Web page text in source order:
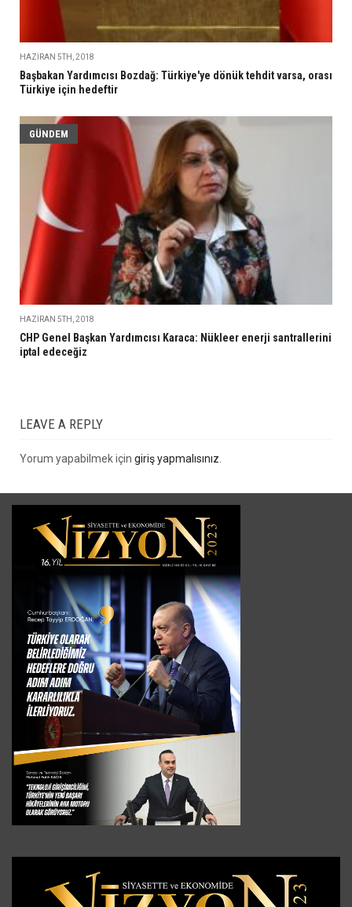
HAZIRAN 5TH, 2018
Başbakan Yardımcısı Bozdağ: Türkiye'ye dönük tehdit varsa, orası
Türkiye için hedeftir
GÜNDEM
HAZIRAN 5TH, 2018
CHP Genel Başkan Yardımcısı Karaca: Nükleer enerji santrallerini
iptal edeceğiz
LEAVE A REPLY
Yorum yapabilmek için giriş yapmalısınız.